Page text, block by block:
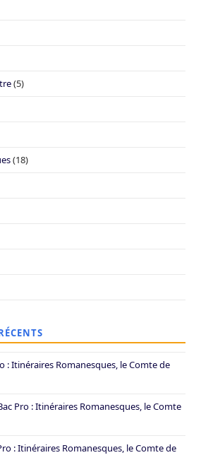
(5)
(18)
: Itinéraires Romanesques, le Comte de
Pro : Itinéraires Romanesques, le Comte
: Itinéraires Romanesques, le Comte de